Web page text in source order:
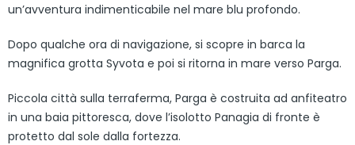
un’avventura indimenticabile nel mare blu profondo.
Dopo qualche ora di navigazione, si scopre in barca la
magnifica grotta Syvota e poi si ritorna in mare verso Parga.
Piccola città sulla terraferma, Parga è costruita ad anfiteatro
in una baia pittoresca, dove l’isolotto Panagia di fronte è
protetto dal sole dalla fortezza.